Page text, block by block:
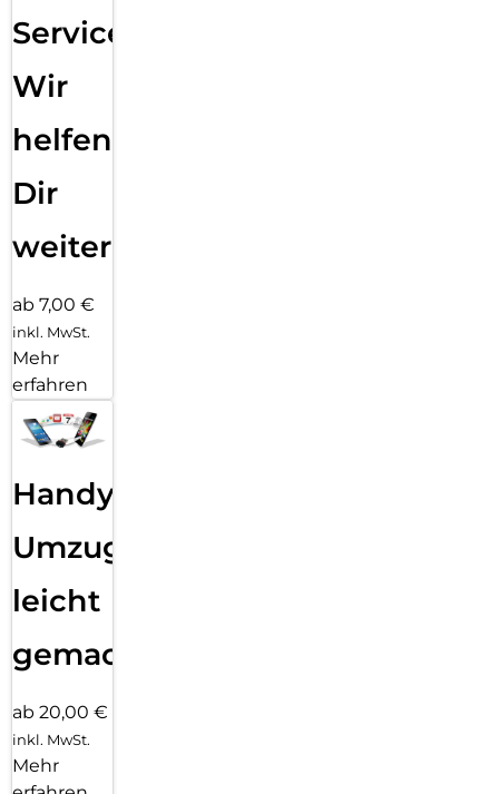
Service:
Wir
helfen
Dir
weiter
ab 7,00 €
inkl. MwSt.
Mehr
erfahren
Handy
Umzug
leicht
gemacht!
ab 20,00 €
inkl. MwSt.
Mehr